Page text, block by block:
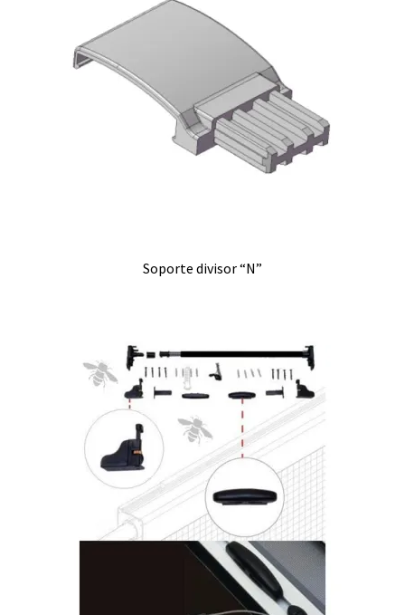
Soporte divisor “N”